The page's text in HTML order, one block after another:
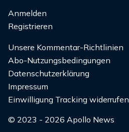
Anmelden
Registrieren
Unsere Kommentar-Richtlinien
Abo-Nutzungsbedingungen
Datenschutzerklärung
Impressum
Einwilligung Tracking widerrufen
© 2023 - 2026 Apollo News